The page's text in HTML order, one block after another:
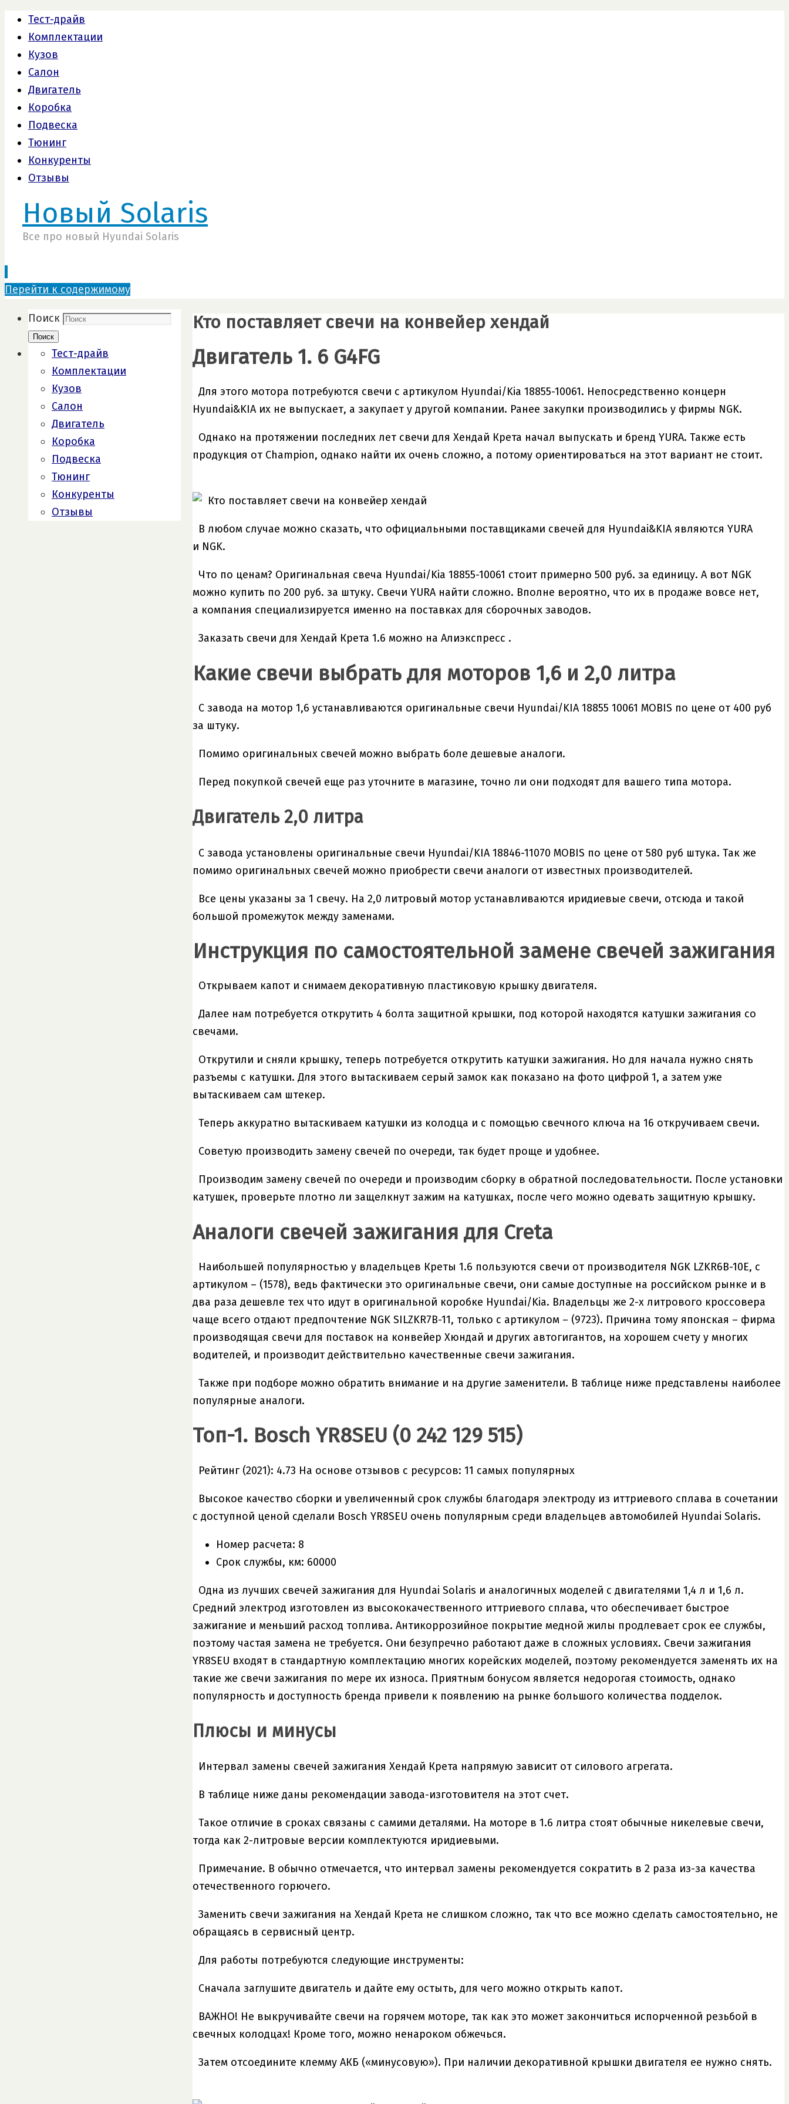
Тест-драйв
Комплектации
Кузов
Салон
Двигатель
Коробка
Подвеска
Тюнинг
Конкуренты
Отзывы
Новый Solaris
Все про новый Hyundai Solaris
Перейти к содержимому
Кто поставляет свечи на конвейер хендай
Двигатель 1. 6 G4FG
Для этого мотора потребуются свечи с артикулом Hyundai/Kia 18855-10061. Непосредственно концерн
Hyundai&KIA их не выпускает, а закупает у другой компании. Ранее закупки производились у фирмы NGK.
Однако на протяжении последних лет свечи для Хендай Крета начал выпускать и бренд YURA. Также есть
продукция от Champion, однако найти их очень сложно, а потому ориентироваться на этот вариант не стоит.
В любом случае можно сказать, что официальными поставщиками свечей для Hyundai&KIA являются YURA
и NGK.
Что по ценам? Оригинальная свеча Hyundai/Kia 18855-10061 стоит примерно 500 руб. за единицу. А вот NGK
можно купить по 200 руб. за штуку. Свечи YURA найти сложно. Вполне вероятно, что их в продаже вовсе нет,
а компания специализируется именно на поставках для сборочных заводов.
Заказать свечи для Хендай Крета 1.6 можно на Алиэкспресс .
Какие свечи выбрать для моторов 1,6 и 2,0 литра
С завода на мотор 1,6 устанавливаются оригинальные свечи Hyundai/KIA 18855 10061 MOBIS по цене от 400 руб
за штуку.
Помимо оригинальных свечей можно выбрать боле дешевые аналоги.
Перед покупкой свечей еще раз уточните в магазине, точно ли они подходят для вашего типа мотора.
Двигатель 2,0 литра
С завода установлены оригинальные свечи Hyundai/KIA 18846-11070 MOBIS по цене от 580 руб штука. Так же
помимо оригинальных свечей можно приобрести свечи аналоги от известных производителей.
Все цены указаны за 1 свечу. На 2,0 литровый мотор устанавливаются иридиевые свечи, отсюда и такой
большой промежуток между заменами.
Инструкция по самостоятельной замене свечей зажигания
Открываем капот и снимаем декоративную пластиковую крышку двигателя.
Далее нам потребуется открутить 4 болта защитной крышки, под которой находятся катушки зажигания со
свечами.
Открутили и сняли крышку, теперь потребуется открутить катушки зажигания. Но для начала нужно снять
разъемы с катушки. Для этого вытаскиваем серый замок как показано на фото цифрой 1, а затем уже
вытаскиваем сам штекер.
Теперь аккуратно вытаскиваем катушки из колодца и с помощью свечного ключа на 16 откручиваем свечи.
Советую производить замену свечей по очереди, так будет проще и удобнее.
Производим замену свечей по очереди и производим сборку в обратной последовательности. После установки
катушек, проверьте плотно ли защелкнут зажим на катушках, после чего можно одевать защитную крышку.
Аналоги свечей зажигания для Creta
Наибольшей популярностью у владельцев Креты 1.6 пользуются свечи от производителя NGK LZKR6B-10E, с
артикулом – (1578), ведь фактически это оригинальные свечи, они самые доступные на российском рынке и в
два раза дешевле тех что идут в оригинальной коробке Hyundai/Kia. Владельцы же 2-х литрового кроссовера
чаще всего отдают предпочтение NGK SILZKR7B-11, только с артикулом – (9723). Причина тому японская – фирма
производящая свечи для поставок на конвейер Хюндай и других автогигантов, на хорошем счету у многих
водителей, и производит действительно качественные свечи зажигания.
Также при подборе можно обратить внимание и на другие заменители. В таблице ниже представлены наиболее
популярные аналоги.
Топ-1. Bosch YR8SEU (0 242 129 515)
Рейтинг (2021): 4.73 На основе отзывов с ресурсов: 11 самых популярных
Высокое качество сборки и увеличенный срок службы благодаря электроду из иттриевого сплава в сочетании
с доступной ценой сделали Bosch YR8SEU очень популярным среди владельцев автомобилей Hyundai Solaris.
Номер расчета: 8
Срок службы, км: 60000
Одна из лучших свечей зажигания для Hyundai Solaris и аналогичных моделей с двигателями 1,4 л и 1,6 л.
Средний электрод изготовлен из высококачественного иттриевого сплава, что обеспечивает быстрое
зажигание и меньший расход топлива. Антикоррозийное покрытие медной жилы продлевает срок ее службы,
поэтому частая замена не требуется. Они безупречно работают даже в сложных условиях. Свечи зажигания
YR8SEU входят в стандартную комплектацию многих корейских моделей, поэтому рекомендуется заменять их на
такие же свечи зажигания по мере их износа. Приятным бонусом является недорогая стоимость, однако
популярность и доступность бренда привели к появлению на рынке большого количества подделок.
Плюсы и минусы
Интервал замены свечей зажигания Хендай Крета напрямую зависит от силового агрегата.
В таблице ниже даны рекомендации завода-изготовителя на этот счет.
Такое отличие в сроках связаны с самими деталями. На моторе в 1.6 литра стоят обычные никелевые свечи,
тогда как 2-литровые версии комплектуются иридиевыми.
Примечание. В обычно отмечается, что интервал замены рекомендуется сократить в 2 раза из-за качества
отечественного горючего.
Заменить свечи зажигания на Хендай Крета не слишком сложно, так что все можно сделать самостоятельно, не
обращаясь в сервисный центр.
Для работы потребуются следующие инструменты:
Сначала заглушите двигатель и дайте ему остыть, для чего можно открыть капот.
ВАЖНО! Не выкручивайте свечи на горячем моторе, так как это может закончиться испорченной резьбой в
свечных колодцах! Кроме того, можно ненароком обжечься.
Затем отсоедините клемму АКБ («минусовую»). При наличии декоративной крышки двигателя ее нужно снять.
Поиск
Поиск
Тест-драйв
Комплектации
Кузов
Салон
Двигатель
Коробка
Подвеска
Тюнинг
Конкуренты
Отзывы